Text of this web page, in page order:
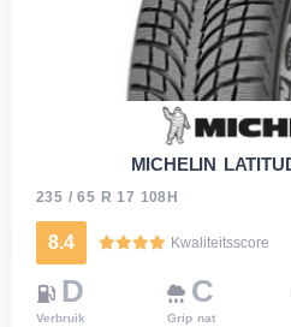
MICHELIN
235 / 65 R 17 108H
8.4 Kwaliteitsscore
D
Verbruik
C
Grip nat